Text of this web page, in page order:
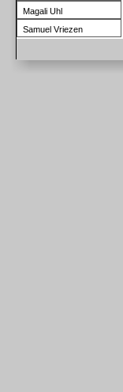
Magali Uhl
Samuel Vriezen